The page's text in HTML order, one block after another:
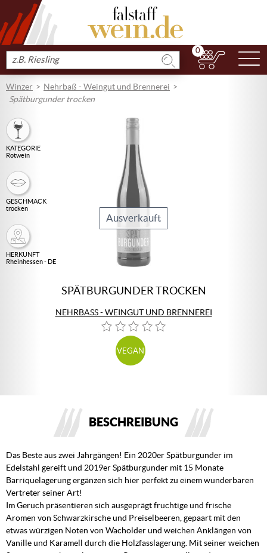
Produkt
suchen
0
Winzer
Nehrbaß - Weingut und Brennerei
Spätburgunder trocken
KATEGORIE
Rotwein
GESCHMACK
trocken
HERKUNFT
Rheinhessen - DE
Ausverkauft
SPÄTBURGUNDER TROCKEN
NEHRBASS - WEINGUT UND BRENNEREI
VEGAN
BESCHREIBUNG
Das Beste aus zwei Jahrgängen! Ein 2020er Spätburgunder im
Edelstahl gereift und 2019er Spätburgunder mit 15 Monate
Barriquelagerung ergänzen sich hier perfekt zu einem wunderbaren
Vertreter seiner Art!
Im Geruch präsentieren sich ausgeprägt fruchtige und frische
Aromen von Schwarzkirsche und Preiselbeeren, gepaart mit den
etwas würzigen Noten von Wacholder und weichen Anklängen von
Vanille und Karamell durch die Holzfasslagerung. Mit seiner weichen